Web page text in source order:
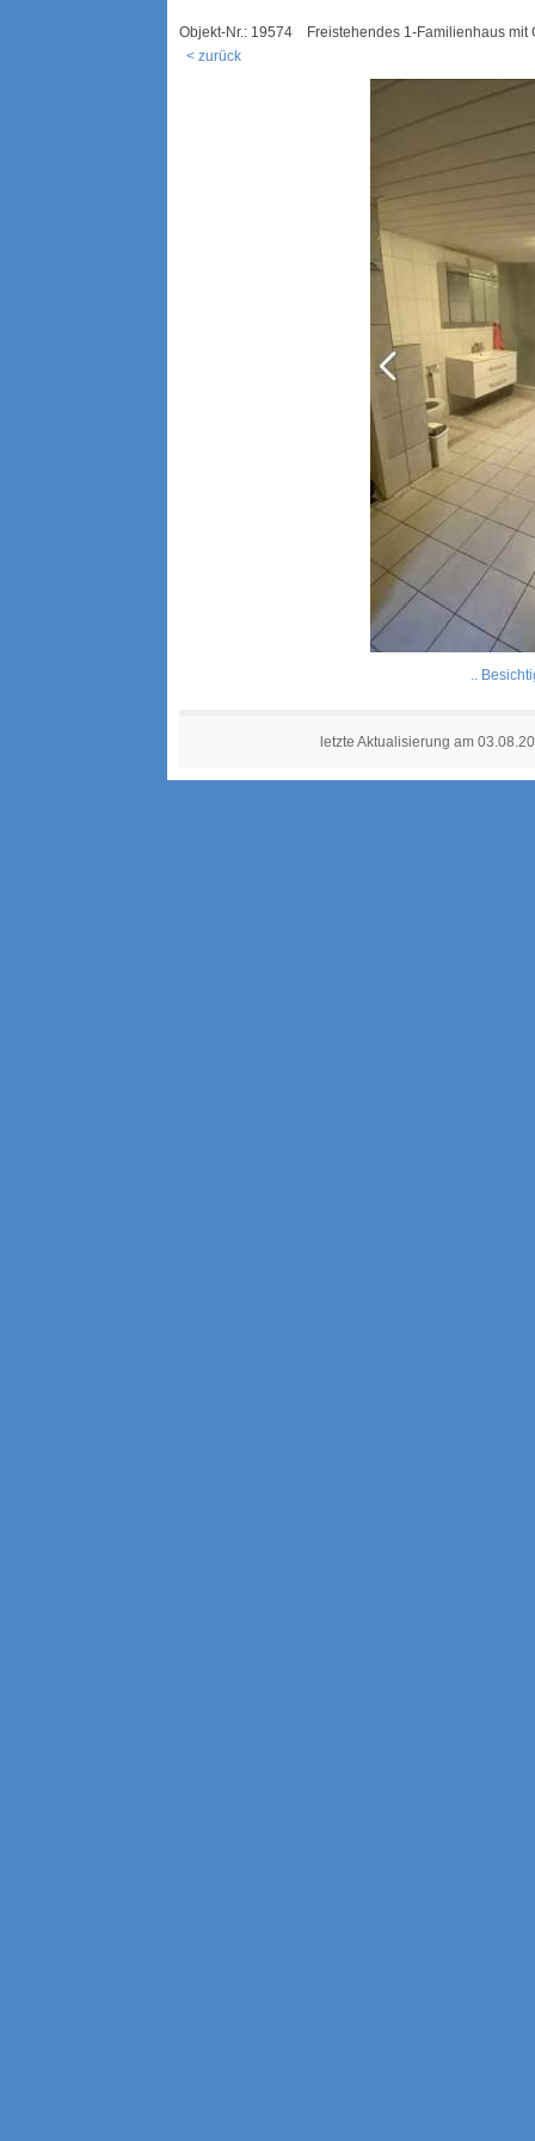
Objekt-Nr.: 19574 Freistehendes 1-Familienhaus
< zurück
..
letzte Aktualisierung am